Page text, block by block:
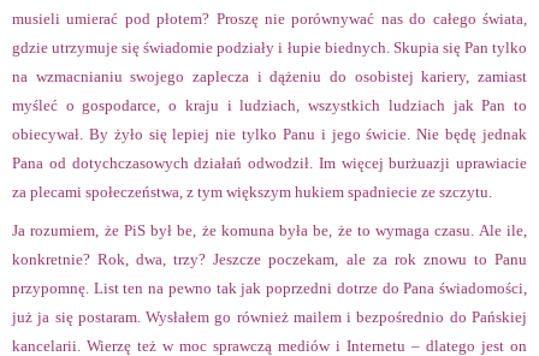
musieli umierać pod płotem? Proszę nie porównywać nas do całego świata,
gdzie utrzymuje się świadomie podziały i łupie biednych. Skupia się Pan tylko
na wzmacnianiu swojego zaplecza i dążeniu do osobistej kariery, zamiast
myśleć o gospodarce, o kraju i ludziach, wszystkich ludziach jak Pan to
obiecywał. By żyło się lepiej nie tylko Panu i jego świcie. Nie będę jednak
Pana od dotychczasowych działań odwodził. Im więcej burżuazji uprawiacie
za plecami społeczeństwa, z tym większym hukiem spadniecie ze szczytu.
Ja rozumiem, że PiS był be, że komuna była be, że to wymaga czasu. Ale ile,
konkretnie? Rok, dwa, trzy? Jeszcze poczekam, ale za rok znowu to Panu
przypomnę. List ten na pewno tak jak poprzedni dotrze do Pana świadomości,
już ja się postaram. Wysłałem go również mailem i bezpośrednio do Pańskiej
kancelarii. Wierzę też w moc sprawczą mediów i Internetu – dlatego jest on